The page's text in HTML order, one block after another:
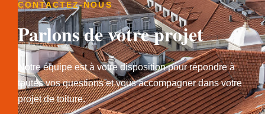
CONTACTEZ-NOUS
Parlons de votre projet
Notre équipe est à votre disposition pour répondre à
toutes vos questions et vous accompagner dans votre
projet de toiture.